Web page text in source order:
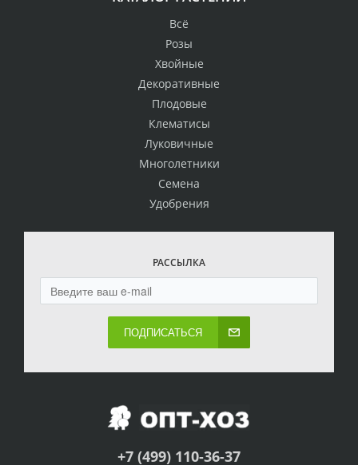
Всё
Розы
Хвойные
Декоративные
Плодовые
Клематисы
Луковичные
Многолетники
Семена
Удобрения
РАССЫЛКА
ПОДПИСАТЬСЯ
+7 (499) 110-36-37